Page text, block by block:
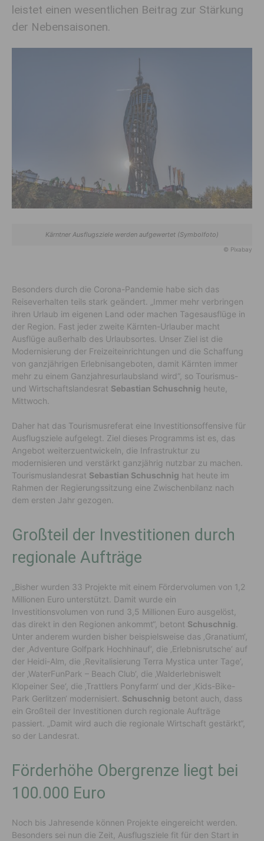
leistet einen wesentlichen Beitrag zur Stärkung
der Nebensaisonen.
Kärntner Ausflugsziele werden aufgewertet (Symbolfoto)
© Pixabay
Besonders durch die Corona-Pandemie habe sich das
Reiseverhalten teils stark geändert. „Immer mehr verbringen
ihren Urlaub im eigenen Land oder machen Tagesausflüge in
der Region. Fast jeder zweite Kärnten-Urlauber macht
Ausflüge außerhalb des Urlaubsortes. Unser Ziel ist die
Modernisierung der Freizeiteinrichtungen und die Schaffung
von ganzjährigen Erlebnisangeboten, damit Kärnten immer
mehr zu einem Ganzjahresurlaubsland wird“, so Tourismus-
und Wirtschaftslandesrat Sebastian Schuschnig heute,
Mittwoch.
Daher hat das Tourismusreferat eine Investitionsoffensive für
Ausflugsziele aufgelegt. Ziel dieses Programms ist es, das
Angebot weiterzuentwickeln, die Infrastruktur zu
modernisieren und verstärkt ganzjährig nutzbar zu machen.
Tourismuslandesrat Sebastian Schuschnig hat heute im
Rahmen der Regierungssitzung eine Zwischenbilanz nach
dem ersten Jahr gezogen.
Großteil der Investitionen durch
regionale Aufträge
„Bisher wurden 33 Projekte mit einem Fördervolumen von 1,2
Millionen Euro unterstützt. Damit wurde ein
Investitionsvolumen von rund 3,5 Millionen Euro ausgelöst,
das direkt in den Regionen ankommt“, betont Schuschnig
Unter anderem wurden bisher beispielsweise das ‚Granatium‘,
der ‚Adventure Golfpark Hochhinauf‘, die ‚Erlebnisrutsche‘ auf
der Heidi-Alm, die ‚Revitalisierung Terra Mystica unter Tage‘,
der ‚WaterFunPark – Beach Club‘, die ‚Walderlebniswelt
Klopeiner See‘, die ‚Trattlers Ponyfarm‘ und der ‚Kids-Bike-
Park Gerlitzen‘ modernisiert. Schuschnig betont auch, dass
ein Großteil der Investitionen durch regionale Aufträge
passiert. „Damit wird auch die regionale Wirtschaft gestärkt“,
so der Landesrat.
Förderhöhe Obergrenze liegt bei
100.000 Euro
Noch bis Jahresende können Projekte eingereicht werden.
Besonders sei nun die Zeit, Ausflugsziele fit für den Start in